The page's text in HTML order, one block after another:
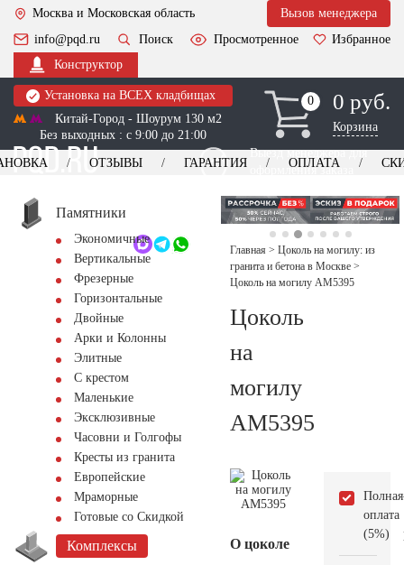
Москва и Московская область
Вызов менеджера
info@pqd.ru
Поиск Просмотренное
Избранное
Конструктор
Установка на ВСЕХ кладбищах
Китай-Город - Шоурум 130 м2
Без выходных : с 9:00 до 21:00
0
0 0 руб.
Корзина
Выезд менеджера для
оформления заказа
+7 (495) 518-44-23
Обратный звонок
ОТЗЫВЫ ГАРАНТИЯ ОПЛАТА
Памятники
Экономичные
Вертикальные
Фрезерные
Горизонтальные
Двойные
Арки и Колонны
Элитные
С крестом
Маленькие
Эксклюзивные
Часовни и Голгофы
Кресты из гранита
Европейские
Мраморные
Готовые со Скидкой
Комплексы
Главная > Цоколь на могилу: из
гранита и бетона в Москве >
Цоколь на могилу AM5395
Цоколь
на
могилу
AM5395
О цоколе
Полная
оплата
(5%)